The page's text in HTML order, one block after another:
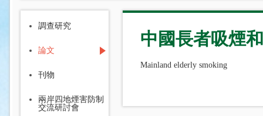
調查研究
論文
刊物
兩岸四地煙害防制
交流研討會
中國長者吸煙
Mainland elderly smoking